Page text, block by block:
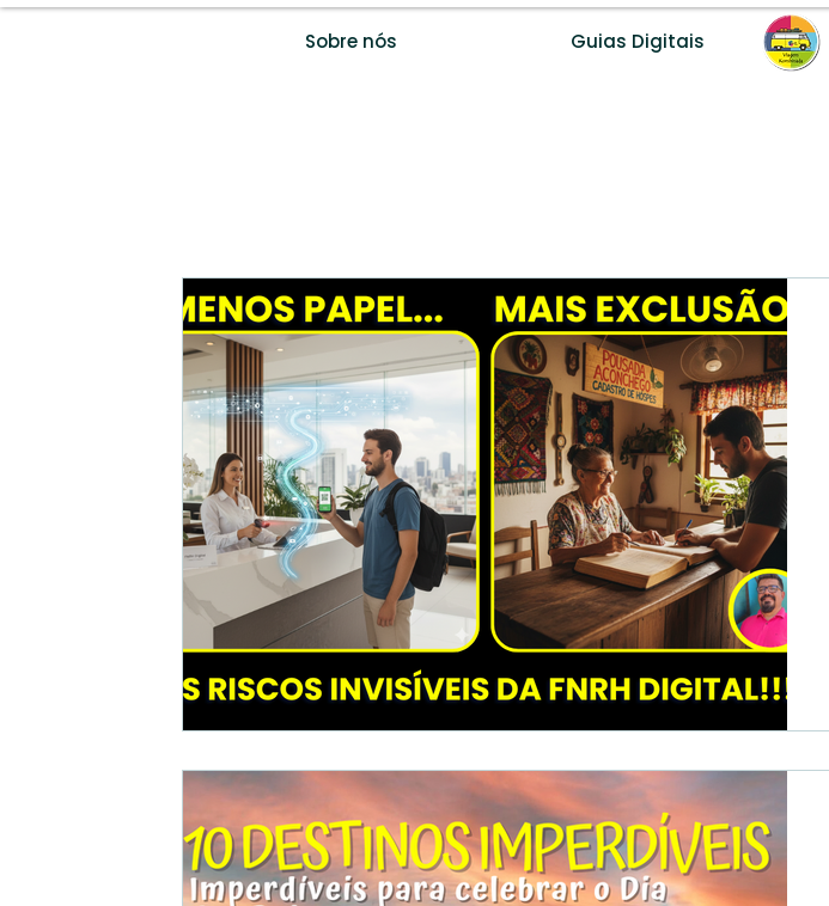
Sobre nós Guias Digitais